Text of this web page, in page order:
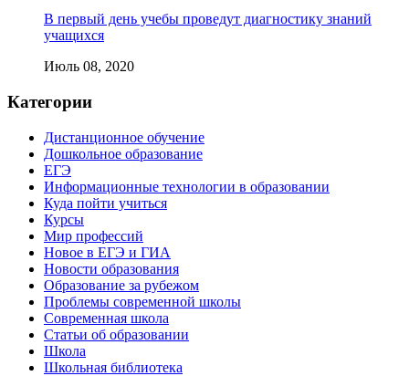
В первый день учебы проведут диагностику знаний
учащихся
Июль 08, 2020
Категории
Дистанционное обучение
Дошкольное образование
ЕГЭ
Информационные технологии в образовании
Куда пойти учиться
Курсы
Мир профессий
Новое в ЕГЭ и ГИА
Новости образования
Образование за рубежом
Проблемы современной школы
Современная школа
Статьи об образовании
Школа
Школьная библиотека